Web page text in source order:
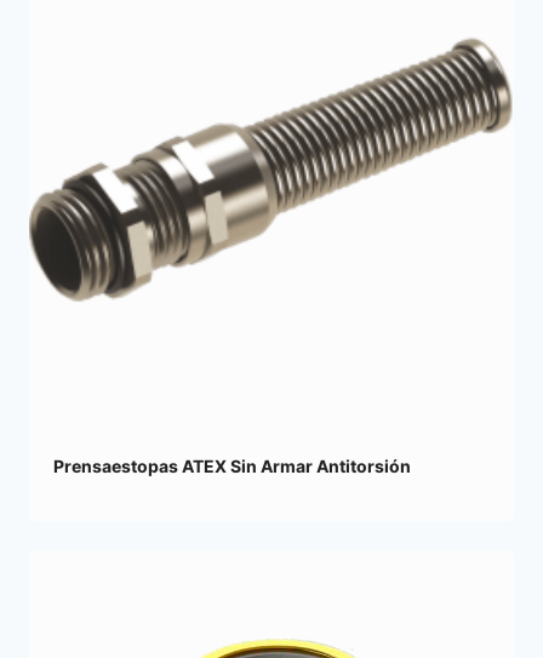
Prensaestopas ATEX Sin Armar Antitorsión